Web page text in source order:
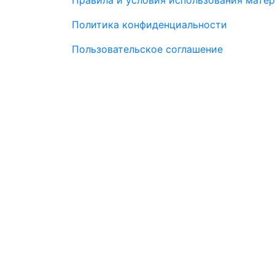
Политика конфиденциальности
Пользовательское соглашение